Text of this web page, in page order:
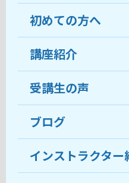
教室について
受講生の声
おすすめ・人気
目的から講座を
教室ブログ
初めての方へ
ココがおすすめ
料金
受講までの流れ
よくあるご質問
講座紹介
受講生の声
ブログ
インストラクター